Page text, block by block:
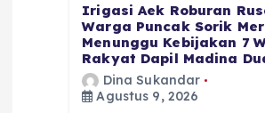
Irigasi Aek Roburan
Warga Puncak Sorik
Menunggu Kebijakan 7
Rakyat Dapil Madina
Dina Sukandar
Agustus 9, 2026